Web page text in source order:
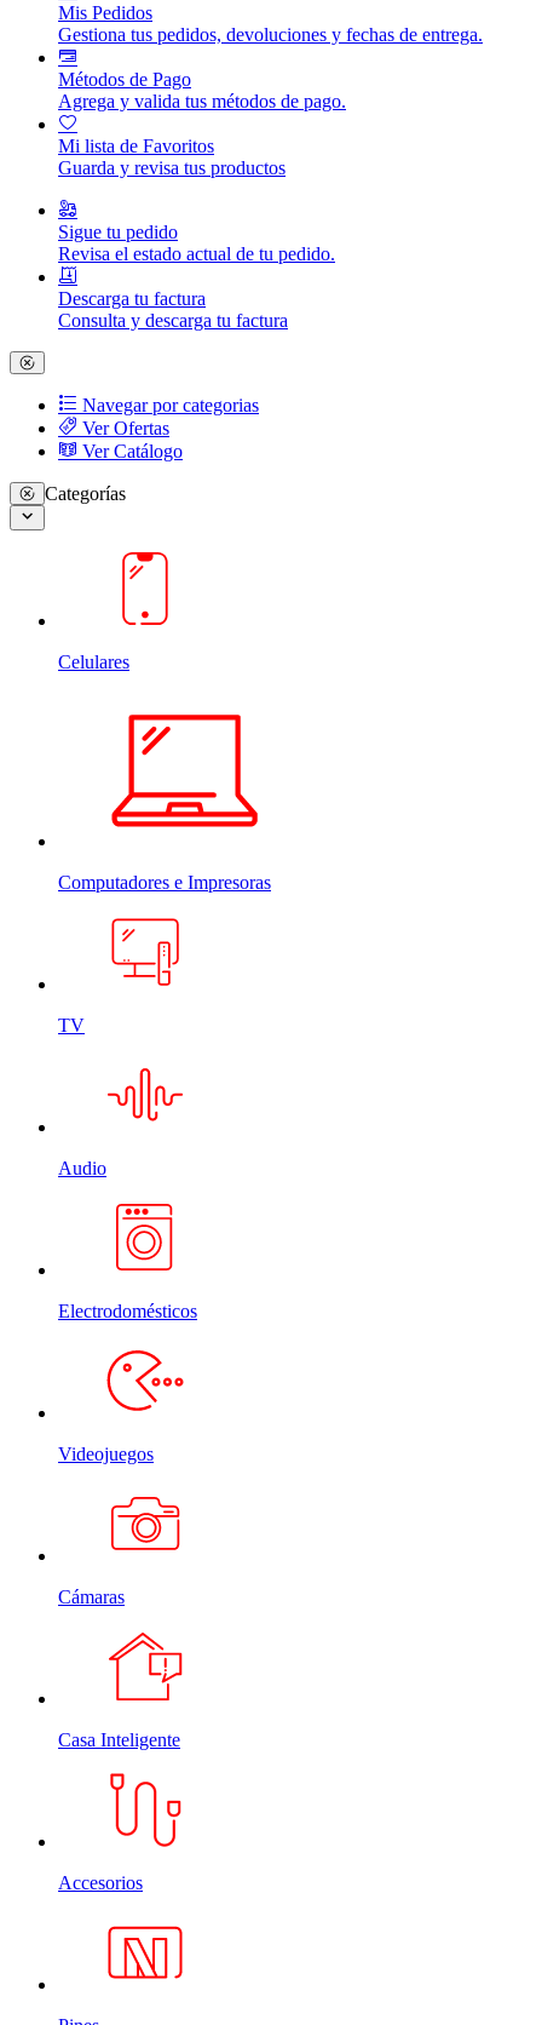
Mis Pedidos
Gestiona tus pedidos, devoluciones y fechas de entrega.
Métodos de Pago
Agrega y valida tus métodos de pago.
Mi lista de Favoritos
Guarda y revisa tus productos
Sigue tu pedido
Revisa el estado actual de tu pedido.
Descarga tu factura
Consulta y descarga tu factura
Navegar por categorias
Ver Ofertas
Ver Catálogo
Categorías
Celulares
Computadores e Impresoras
TV
Audio
Electrodomésticos
Videojuegos
Cámaras
Casa Inteligente
Accesorios